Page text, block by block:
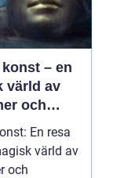
– en
värld av
och
En resa
värld av
och